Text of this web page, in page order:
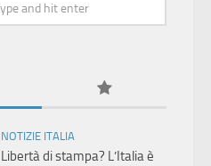
NOTIZIE ITALIA
Libertà di stampa? L’Italia è